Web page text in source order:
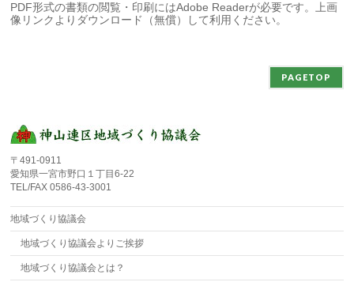
PDF形式の書類の閲覧・印刷にはAdobe Readerが必要です。上画
像リンクよりダウンロード（無償）して利用ください。
PAGETOP
〒491-0911
愛知県一宮市野口１丁目6-22
TEL/FAX 0586-43-3001
地域づくり協議会
地域づくり協議会よりご挨拶
地域づくり協議会とは？